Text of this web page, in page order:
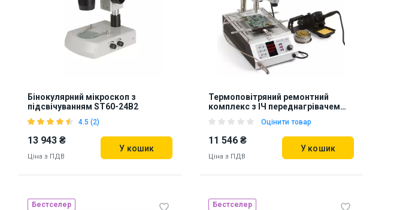
Бінокулярний мікроскоп з
підсвічуванням ST60-24B2
4.5 (2)
13 943 ₴
Ціна з ПДВ
У кошик
Термоповітряний ремонтний
комплекс з ІЧ переднагрівачем
AOYUE Int866
Оцінити товар
11 546 ₴
Ціна з ПДВ
У кошик
Бестселер Бестселер